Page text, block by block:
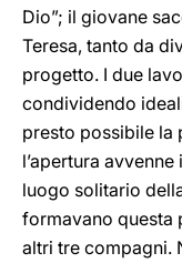
Dio”; il giovane
Teresa, tanto da
progetto. I due
condividendo
presto possibile la
l’apertura
luogo solitario
formavano questa
altri tre compagni.